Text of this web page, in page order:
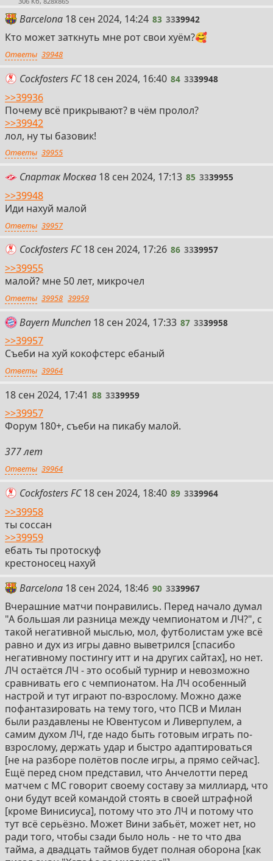
Barcelona 83
18 сен 2024, 14:24 83 3339942
Кто может заткнуть мне рот свои хуём?🥰
Ответы 39948
Cockfosters FC 84
18 сен 2024, 16:40 84 3339948
>>39936
Почему всё прикрывают? в чём пролол?
>>39942
лол, ну ты базовик!
Ответы 39955
Спартак Москва 85
18 сен 2024, 17:13 85 3339955
>>39948
Иди нахуй малой
Ответы 39957
Cockfosters FC 86
18 сен 2024, 17:26 86 3339957
>>39955
малой? мне 50 лет, микрочел
Ответы 39958 39959
Bayern Munchen 87
18 сен 2024, 17:33 87 3339958
>>39957
Съеби на хуй кокофстерс ебаный
Ответы 39964
88
18 сен 2024, 17:41 88 3339959
>>39957
Форум 180+, съеби на пикабу малой.
377 лет
Ответы 39964
Cockfosters FC 89
18 сен 2024, 18:40 89 3339964
>>39958
ты соссан
>>39959
ебать ты протоскуф
крестоносец нахуй
Barcelona 90
18 сен 2024, 18:46 90 3339967
Вчерашние матчи понравились. Перед начало думал
"А большая ли разница между чемпионатом и ЛЧ?", с
такой негативной мыслью, мол, футболистам уже всё
равно и дух из игры давно выветрился [спасибо
негативному постингу итт и на других сайтах], но нет.
ЛЧ остаётся ЛЧ - это особый турнир и невозможно
сравнивать его с чемпионатом. На ЛЧ особенный
настрой и тут играют по-взрослому. Можно даже
пофантазировать на тему того, что ПСВ и Милан
были раздавлены не Ювентусом и Ливерпулем, а
самим духом ЛЧ, где надо быть готовым играть по-
взрослому, держать удар и быстро адаптироваться
[не на разборе полётов после игры, а прямо сейчас].
Ещё перед сном представил, что Анчелотти перед
матчем с МС говорит своему составу за миллиард, что
они будут всей командой стоять в своей штрафной
[кроме Винисиуса], потому что это ЛЧ и потому что
тут всё серьёзно. Может Вини забьёт, может нет, но
ради того, чтобы сзади было ноль - не то что два
тайма, а двадцать таймов будет полная оборона [как